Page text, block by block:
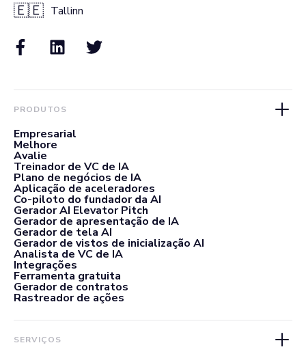
🇪🇪 Tallinn
PRODUTOS
Empresarial
Melhore
Avalie
Treinador de VC de IA
Plano de negócios de IA
Aplicação de aceleradores
Co-piloto do fundador da AI
Gerador AI Elevator Pitch
Gerador de apresentação de IA
Gerador de tela AI
Gerador de vistos de inicialização AI
Analista de VC de IA
Integrações
Ferramenta gratuita
Gerador de contratos
Rastreador de ações
SERVIÇOS